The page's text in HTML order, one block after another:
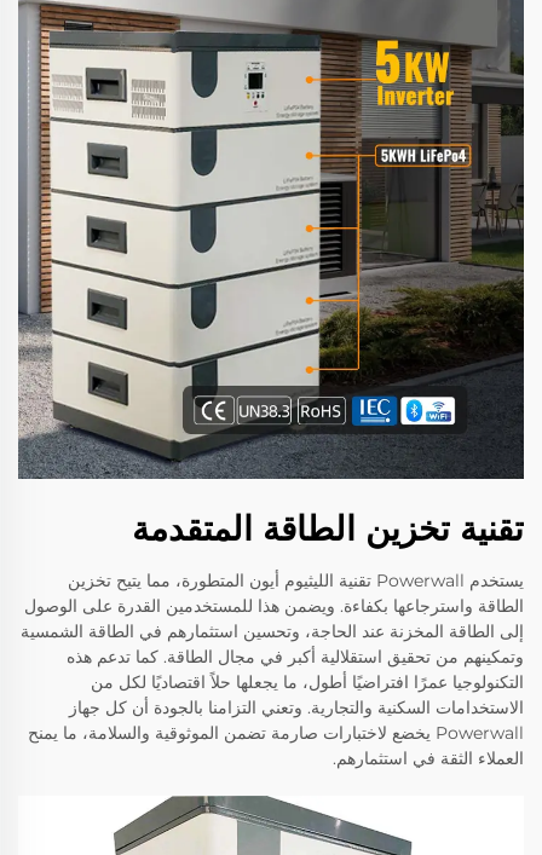
تقنية تخزين الطاقة المتقدمة
يستخدم Powerwall تقنية الليثيوم أيون المتطورة، مما يتيح تخزين
الطاقة واسترجاعها بكفاءة. ويضمن هذا للمستخدمين القدرة على الوصول
إلى الطاقة المخزنة عند الحاجة، وتحسين استثمارهم في الطاقة الشمسية
وتمكينهم من تحقيق استقلالية أكبر في مجال الطاقة. كما تدعم هذه
التكنولوجيا عمرًا افتراضيًا أطول، ما يجعلها حلاً اقتصاديًا لكل من
الاستخدامات السكنية والتجارية. وتعني التزامنا بالجودة أن كل جهاز
Powerwall يخضع لاختبارات صارمة تضمن الموثوقية والسلامة، ما يمنح
العملاء الثقة في استثمارهم.